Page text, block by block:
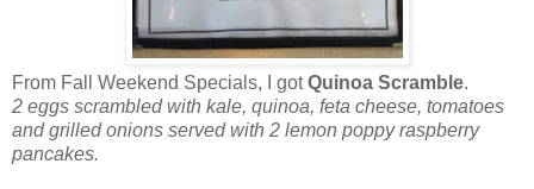
From Fall Weekend Specials, I gotQuinoa Scramble.
2 eggs scrambled with kale, quinoa, feta cheese, tomatoes
and grilled onions served with 2 lemon poppy raspberry
pancakes.